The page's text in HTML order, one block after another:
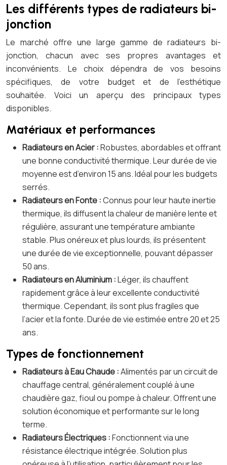
Les différents types de radiateurs bi-
jonction
Le marché offre une large gamme de radiateurs bi-
jonction, chacun avec ses propres avantages et
inconvénients. Le choix dépendra de vos besoins
spécifiques, de votre budget et de l’esthétique
souhaitée. Voici un aperçu des principaux types
disponibles.
Matériaux et performances
Radiateurs en Acier :Robustes, abordables et offrant
une bonne conductivité thermique. Leur durée de vie
moyenne est d’environ 15 ans. Idéal pour les budgets
serrés.
Radiateurs en Fonte :Connus pour leur haute inertie
thermique, ils diffusent la chaleur de manière lente et
régulière, assurant une température ambiante
stable. Plus onéreux et plus lourds, ils présentent
une durée de vie exceptionnelle, pouvant dépasser
50 ans.
Radiateurs en Aluminium :Léger, ils chauffent
rapidement grâce à leur excellente conductivité
thermique. Cependant, ils sont plus fragiles que
l’acier et la fonte. Durée de vie estimée entre 20 et 25
ans.
Types de fonctionnement
Radiateurs à Eau Chaude :Alimentés par un circuit de
chauffage central, généralement couplé à une
chaudière gaz, fioul ou pompe à chaleur. Offrent une
solution économique et performante sur le long
terme.
Radiateurs Électriques :Fonctionnent via une
résistance électrique intégrée. Solution plus